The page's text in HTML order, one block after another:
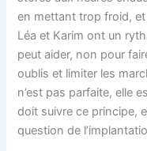
en mettant trop froid,
Léa et Karim ont un
peut aider, non pour
oublis et limiter les
n’est pas parfaite, elle
doit suivre ce principe,
question de